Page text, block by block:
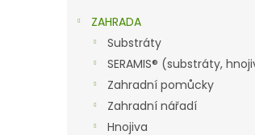
ZAHRADA
Substráty
SERAMIS® (substráty,
Zahradní pomůcky
Zahradní nářadí
Hnojiva